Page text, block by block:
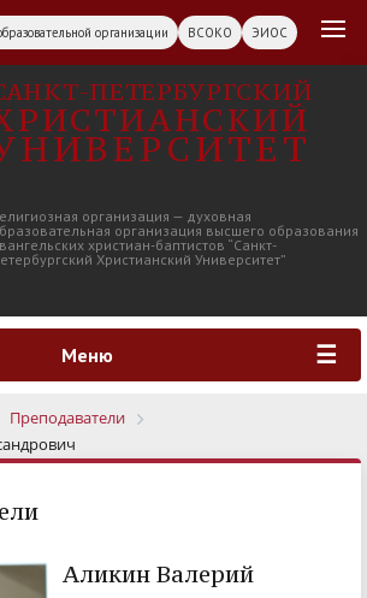
организации ВСОКО ЭИОС
ПЕТЕРБУРГСКИЙ
организация — духовная
организация высшего образования
христиан-баптистов “Санкт-
Христианский Университет”
Меню
Преподаватели
Аликин Валерий